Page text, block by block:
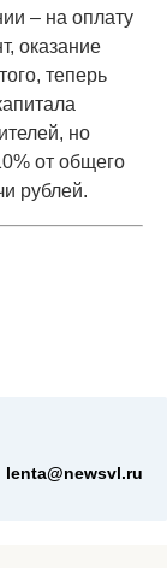
– на оплату
оказание
теперь
но
от общего
рублей.
lenta@newsvl.ru